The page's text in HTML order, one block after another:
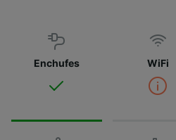
Enchufes WiFi